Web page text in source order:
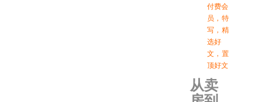
付费会
员 ， 特
写 ， 精
选好
文 ， 置
顶好文
从卖